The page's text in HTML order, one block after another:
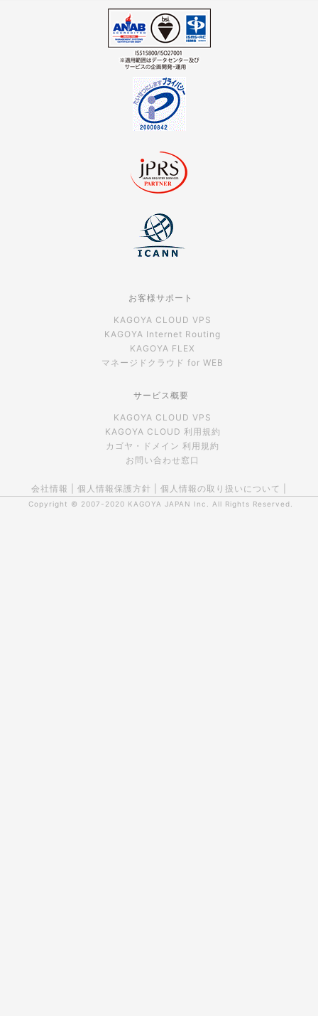
お客様サポート
KAGOYA CLOUD VPS
KAGOYA Internet Routing
KAGOYA FLEX
マネージドクラウド for WEB
サービス概要
KAGOYA CLOUD VPS
KAGOYA CLOUD 利用規約
カゴヤ・ドメイン 利用規約
お問い合わせ窓口
会社情報 個人情報保護方針 個人情報の取り扱いについて
Copyright © 2007-2020 KAGOYA JAPAN Inc. All Rights Reserved.